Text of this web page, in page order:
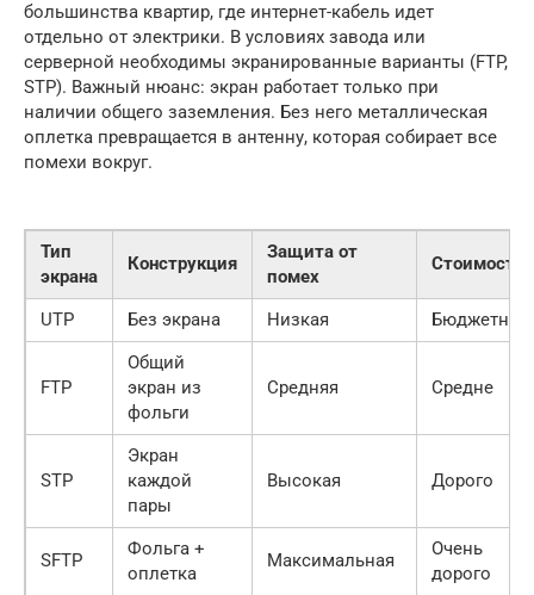
большинства квартир, где интернет-кабель идет
отдельно от электрики. В условиях завода или
серверной необходимы экранированные варианты (FTP,
STP). Важный нюанс: экран работает только при
наличии общего заземления. Без него металлическая
оплетка превращается в антенну, которая собирает все
помехи вокруг.
Тип
экрана
Конструкция
Защита от
помех
Стоимость
UTP Без экрана Низкая Бюджетно
FTP
Общий
экран из
фольги
Средняя Средне
STP
Экран
каждой
пары
Высокая Дорого
SFTP
Фольга +
оплетка
Максимальная
Очень
дорого